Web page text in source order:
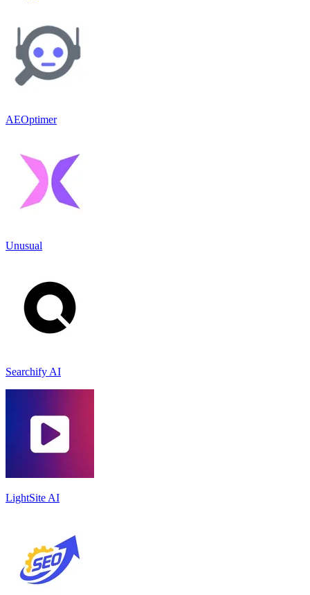
AEOptimer
Unusual
Searchify AI
LightSite AI